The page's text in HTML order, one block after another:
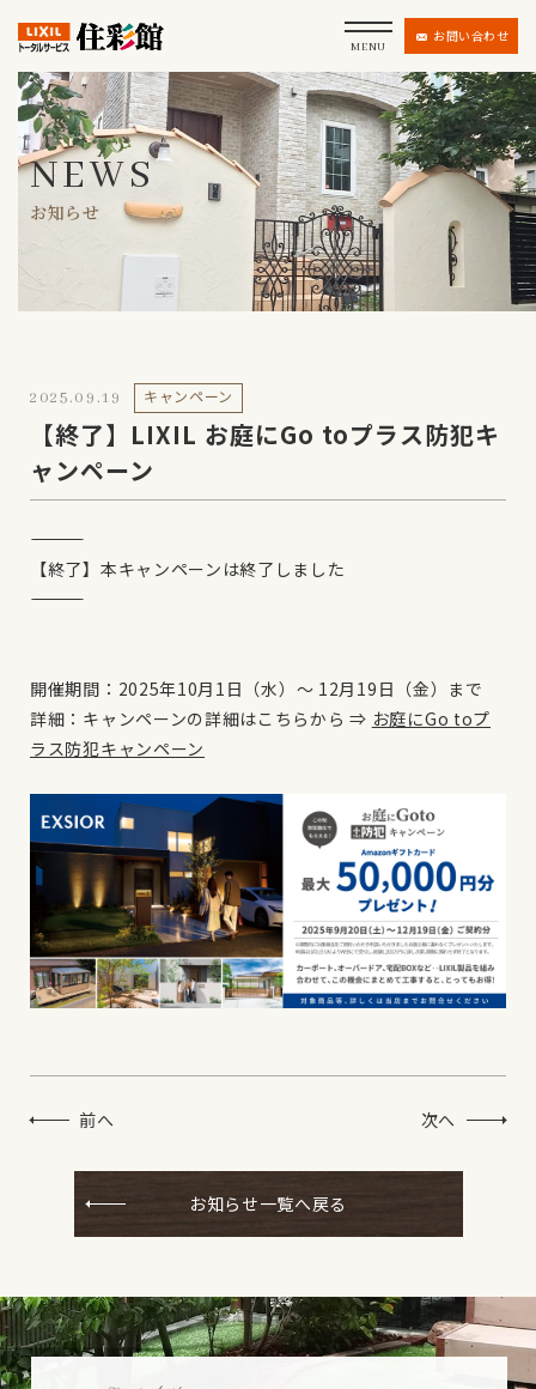
MENU
お問い合わせ
NEWS
お知らせ
2025.09.19 キャンペーン
【終了】LIXIL お庭にGo toプラス防犯キ
ャンペーン
――――――――――――――――――――
【終了】本キャンペーンは終了しました
――――――――――――――――――――
開催期間：2025年10月1日（水）～ 12月19日（金）まで
詳細：キャンペーンの詳細はこちらから ⇒ お庭にGo toプ
ラス防犯キャンペーン
前へ 次へ
お知らせ一覧へ戻る